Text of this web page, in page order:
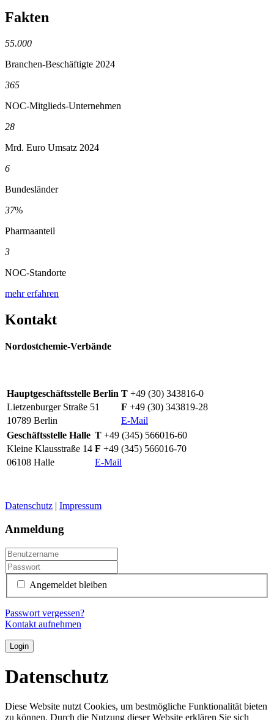
Fakten
55.000
Branchen-Beschäftigte 2024
365
NOC-Mitglieds-Unternehmen
28
Mrd. Euro Umsatz 2024
6
Bundesländer
37%
Pharmaanteil
3
NOC-Standorte
mehr erfahren
Kontakt
Nordostchemie-Verbände
Hauptgeschäftsstelle Berlin T +49 (30) 343816-0
Lietzenburger Straße 51
F +49 (30) 343819-28
10789 Berlin
E-Mail
Geschäftsstelle Halle T +49 (345) 566016-60
Kleine Klausstraße 14 F +49 (345) 566016-70
06108 Halle
E-Mail
Datenschutz | Impressum
Anmeldung
Angemeldet bleiben
Passwort vergessen?
Kontakt aufnehmen
Login
Datenschutz
Diese Website nutzt Cookies, um bestmögliche Funktionalität bieten
zu können. Durch die Nutzung dieser Website erklären Sie sich